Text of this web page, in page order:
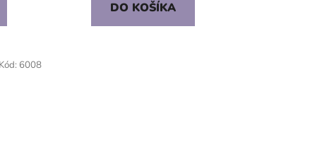
DO KOŠÍKA
Kód: 6008